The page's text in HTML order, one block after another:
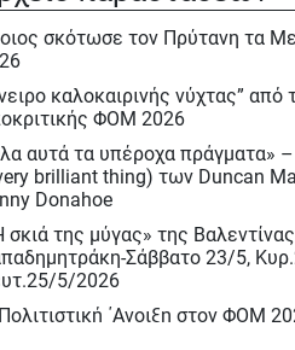
Donahoe
σκιά της μύγας» της Βαλεντίνας
Σάββατο 23/5,
5/2026
΄Ανοιξη στον ΦΟΜ
Άνοιξη 2026
Πασχαλίδης, Σάββατο 9
στον Νίκο Περέλη 15/12/
του Κάρλο Κολόντι,
: «Αειθαλείς άριες» με την
σκότωσε τον Πρύτανη τα
καλοκαιρινής νύχτας” από
ΦΟΜ 2026
αυτά τα υπέροχα πράγματα»
brilliant thing) των Duncan
Donahoe
σκιά της μύγας» της Βαλεντίνας
Σάββατο 23/5,
5/2026
΄Ανοιξη στον ΦΟΜ